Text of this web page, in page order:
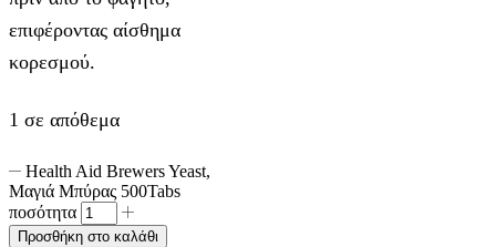
επιφέροντας αίσθημα
κορεσμού.
1 σε απόθεμα
Health Aid Brewers Yeast,
Μαγιά Μπύρας 500Tabs
ποσότητα
Προσθήκη στο καλάθι